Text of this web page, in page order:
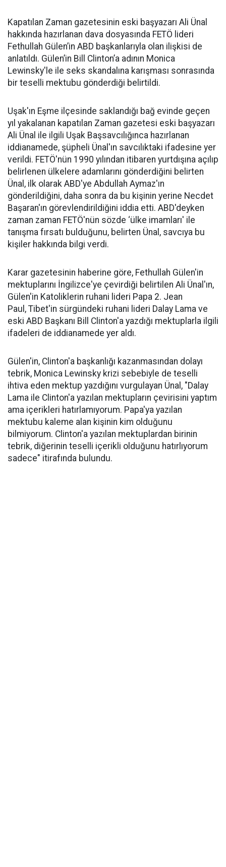
Kapatılan Zaman gazetesinin eski başyazarı Ali Ünal
hakkında hazırlanan dava dosyasında FETÖ lideri
Fethullah Gülen’in ABD başkanlarıyla olan ilişkisi de
anlatıldı. Gülen’in Bill Clinton’a adının Monica
Lewinsky'le ile seks skandalına karışması sonrasında
bir teselli mektubu gönderdiği belirtildi.
Uşak'ın Eşme ilçesinde saklandığı bağ evinde geçen
yıl yakalanan kapatılan Zaman gazetesi eski başyazarı
Ali Ünal ile ilgili Uşak Başsavcılığınca hazırlanan
iddianamede, şüpheli Ünal'ın savcılıktaki ifadesine yer
verildi. FETÖ'nün 1990 yılından itibaren yurtdışına açılıp
belirlenen ülkelere adamlarını gönderdiğini belirten
Ünal, ilk olarak ABD'ye Abdullah Aymaz'ın
gönderildiğini, daha sonra da bu kişinin yerine Necdet
Başaran'ın görevlendirildiğini iddia etti. ABD'deyken
zaman zaman FETÖ'nün sözde ‘ülke imamları' ile
tanışma fırsatı bulduğunu, belirten Ünal, savcıya bu
kişiler hakkında bilgi verdi.
Karar gazetesinin haberine göre, Fethullah Gülen'in
mektuplarını İngilizce'ye çevirdiği belirtilen Ali Ünal'ın,
Gülen'in Katoliklerin ruhani lideri Papa 2. Jean
Paul, Tibet'in sürgündeki ruhani lideri Dalay Lama ve
eski ABD Başkanı Bill Clinton'a yazdığı mektuplarla ilgili
ifadeleri de iddianamede yer aldı.
Gülen'in, Clinton'a başkanlığı kazanmasından dolayı
tebrik, Monica Lewinsky krizi sebebiyle de teselli
ihtiva eden mektup yazdığını vurgulayan Ünal, "Dalay
Lama ile Clinton'a yazılan mektupların çevirisini yaptım
ama içerikleri hatırlamıyorum. Papa'ya yazılan
mektubu kaleme alan kişinin kim olduğunu
bilmiyorum. Clinton'a yazılan mektuplardan birinin
tebrik, diğerinin teselli içerikli olduğunu hatırlıyorum
sadece" itirafında bulundu.